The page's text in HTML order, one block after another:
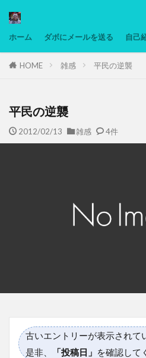
ホーム ダボにメールを送る 自己
HOME 雑感 平民の逆襲
平民の逆襲
2012/02/13 雑感 4件
古いエントリーが表示されて
是非、
「投稿日」 を確認して
タグ
マレーシア動画
備忘録
動画 日本